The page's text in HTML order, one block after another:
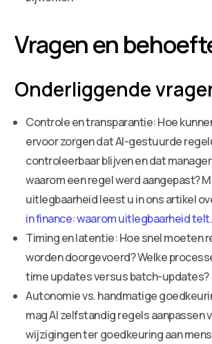
Vragen en
Onderliggende
Controle en transparantie: Hoe
ervoor zorgen dat AI-gestuurde
controleerbaar blijven en dat
waarom een regel werd aangepast?
uitlegbaarheid leest u in ons artikel
in finance: waarom uitlegbaarheid telt.
Timing en latentie: Hoe snel moeten
worden doorgevoerd? Welke
time updates versus batch-updates?
Autonomie vs. handmatige
mag AI zelfstandig regels aanpassen
wijzigingen ter goedkeuring aan